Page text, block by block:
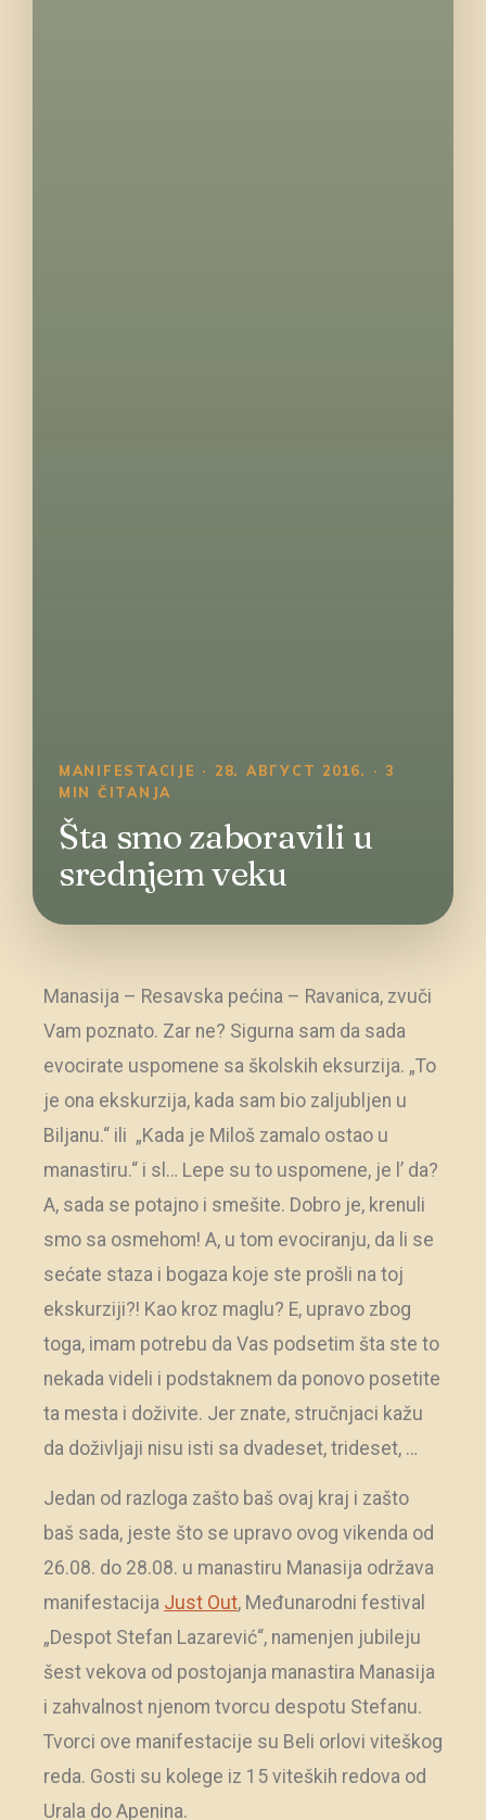
MANIFESTACIJE · 28. АВГУСТ 2016. · 3
MIN ČITANJA
Šta smo zaboravili u
srednjem veku
Manasija – Resavska pećina – Ravanica, zvuči
Vam poznato. Zar ne? Sigurna sam da sada
evocirate uspomene sa školskih eksurzija. „To
je ona ekskurzija, kada sam bio zaljubljen u
Biljanu.“ ili „Kada je Miloš zamalo ostao u
manastiru.“ i sl… Lepe su to uspomene, je l’ da?
A, sada se potajno i smešite. Dobro je, krenuli
smo sa osmehom! A, u tom evociranju, da li se
sećate staza i bogaza koje ste prošli na toj
ekskurziji?! Kao kroz maglu? E, upravo zbog
toga, imam potrebu da Vas podsetim šta ste to
nekada videli i podstaknem da ponovo posetite
ta mesta i doživite. Jer znate, stručnjaci kažu
da doživljaji nisu isti sa dvadeset, trideset, …
Jedan od razloga zašto baš ovaj kraj i zašto
baš sada, jeste što se upravo ovog vikenda od
26.08. do 28.08. u manastiru Manasija održava
manifestacija Just Out, Međunarodni festival
„Despot Stefan Lazarević“, namenjen jubileju
šest vekova od postojanja manastira Manasija
i zahvalnost njenom tvorcu despotu Stefanu.
Tvorci ove manifestacije su Beli orlovi viteškog
reda. Gosti su kolege iz 15 viteških redova od
Urala do Apenina.